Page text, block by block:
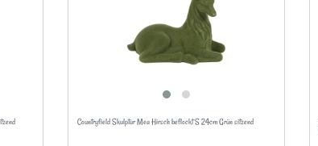
Countryfield Skulptur Mea Hirsch beflockt S 24cm Grün sitzend